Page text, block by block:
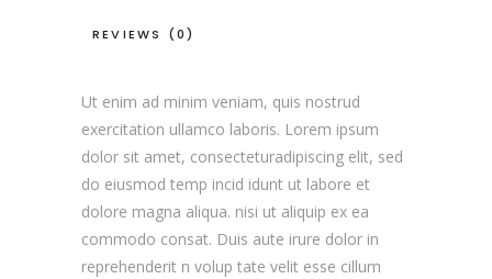
REVIEWS (0)
Ut enim ad minim veniam, quis nostrud
exercitation ullamco laboris. Lorem ipsum
dolor sit amet, consecteturadipiscing elit, sed
do eiusmod temp incid idunt ut labore et
dolore magna aliqua. nisi ut aliquip ex ea
commodo consat. Duis aute irure dolor in
reprehenderit n volup tate velit esse cillum